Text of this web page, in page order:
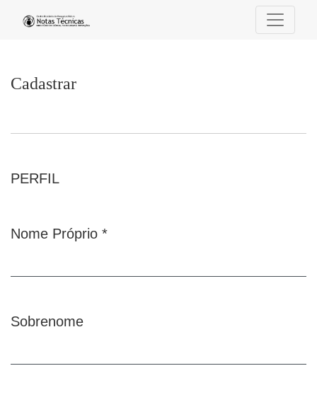
Cadastrar
PERFIL
Nome Próprio *
Sobrenome